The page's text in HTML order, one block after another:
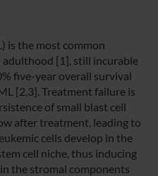
is the most common
[1], still incurable
five-year overall survival
[2,3]. Treatment failure is
of small blast cell
after treatment, leading to
cells develop in the
cell niche, thus inducing
the stromal components